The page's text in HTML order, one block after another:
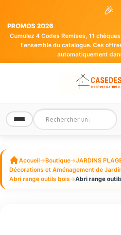
🎉
PROMOS 2026
Cumulez 4 Codes Remises, 11
l'ensemble du catalogue. Ces
automatiquement
Accueil→Boutique→JARDINS
Décorations et Aménagement de
Abri range outils bois→Abri range